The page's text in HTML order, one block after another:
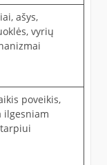
ašys,
vyrių
poveikis,
ilgesniam